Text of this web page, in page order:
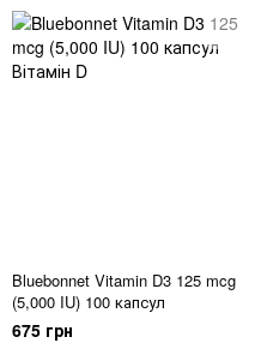
Bluebonnet Vitamin D3 125 mcg
(5,000 IU) 100 капсул
675 грн